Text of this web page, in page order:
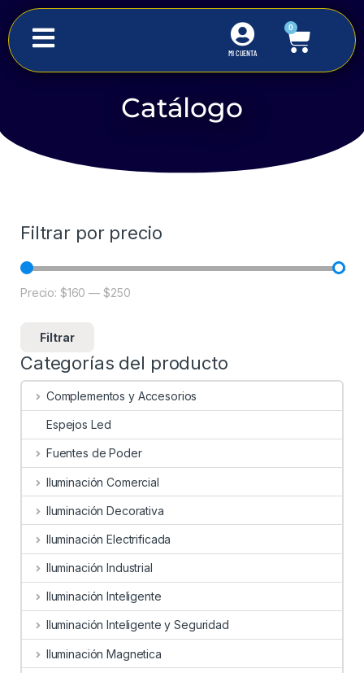
MI CUENTA
0
Material Eléctrico Sensor de movimiento
Catálogo
Filtrar por precio
Filtrar
Precio: $160 — $250
Categorías del producto
Complementos y Accesorios
Espejos Led
Fuentes de Poder
Iluminación Comercial
Iluminación Decorativa
Iluminación Electrificada
Iluminación Industrial
Iluminación Inteligente
Iluminación Inteligente y Seguridad
Iluminación Magnetica